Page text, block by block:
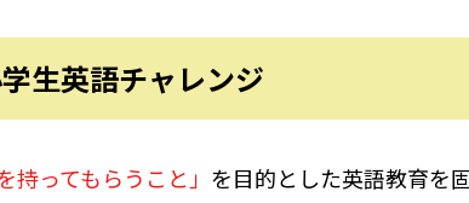
生英語チャレンジ
持ってもらうこと」 を目的とした英語教育を